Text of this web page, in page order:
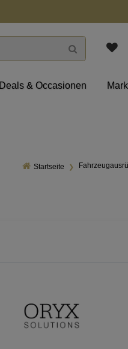
Deals & Occasionen
Startseite